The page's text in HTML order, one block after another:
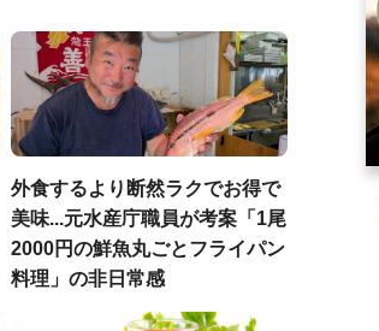
外食するより断然ラクでお得で
美味...元水産庁職員が考案「1尾
2000円の鮮魚丸ごとフライパン
料理」の非日常感